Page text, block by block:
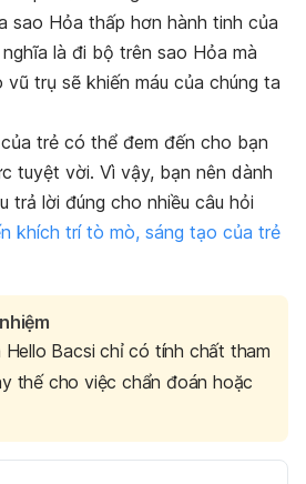
sao Hỏa thấp hơn hành tinh của
là đi bộ trên sao Hỏa mà
trụ sẽ khiến máu của chúng ta
trẻ có thể đem đến cho bạn
tuyệt vời. Vì vậy, bạn nên dành
trả lời đúng cho nhiều câu hỏi
khích trí tò mò, sáng tạo của trẻ
Bacsi chỉ có tính chất tham
thế cho việc chẩn đoán hoặc